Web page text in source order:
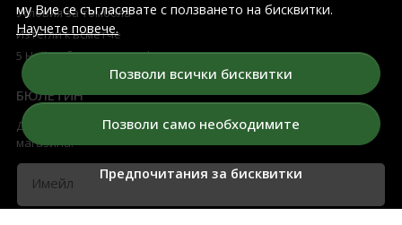
му Вие се съгласявате с ползването на бисквитки.
Научете повече.
Позволи всички бисквитки
Позволи само необходимите
Предпочитания за бисквитки
Условия за томбола
Изтегли късметче
5 Най-добри Арома Дифузери
БЮЛЕТИН
Дръжте ме в течение за всички промоции и нови продукти в
магазина!
Имейл